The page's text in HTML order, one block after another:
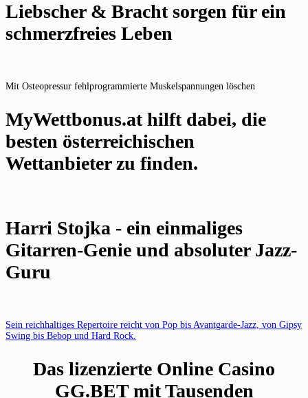
Liebscher & Bracht sorgen für ein
schmerzfreies Leben
Mit Osteopressur fehlprogrammierte Muskelspannungen löschen
MyWettbonus.at hilft dabei, die
besten österreichischen
Wettanbieter zu finden.
Harri Stojka - ein einmaliges
Gitarren-Genie und absoluter Jazz-
Guru
Sein reichhaltiges Repertoire reicht von Pop bis Avantgarde-Jazz, von Gipsy
Swing bis Bebop und Hard Rock.
Das lizenzierte Online Casino
GG.BET mit Tausenden